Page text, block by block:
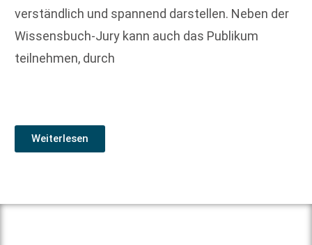
verständlich und spannend darstellen. Neben der
Wissensbuch-Jury kann auch das Publikum
teilnehmen, durch
Weiterlesen